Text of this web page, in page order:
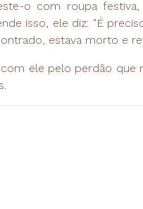
o com roupa festiva,
isso, ele diz: "É
estava morto e
ele pelo perdão que